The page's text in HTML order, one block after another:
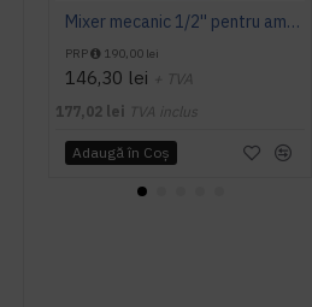
Mixer mecanic 1/2'' pentru amestec apa calda - rece, Idral
PRP 190,00 lei
146,30 lei + TVA
177,02 lei TVA inclus
Adaugă în Coş